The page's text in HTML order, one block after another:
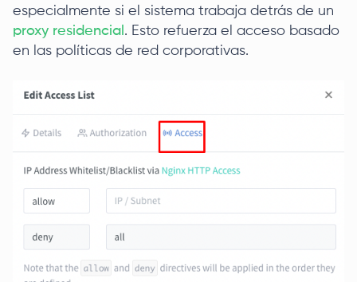
especialmente si el sistema trabaja detrás de un
proxy residencial . Esto refuerza el acceso basado
en las políticas de red corporativas.